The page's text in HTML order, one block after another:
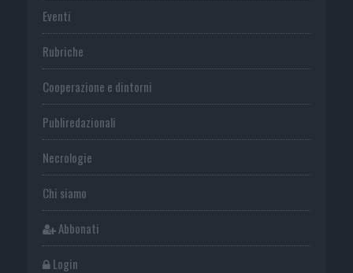
Eventi
Rubriche
Cooperazione e dintorni
Publiredazionali
Necrologie
Chi siamo
Abbonati
Login